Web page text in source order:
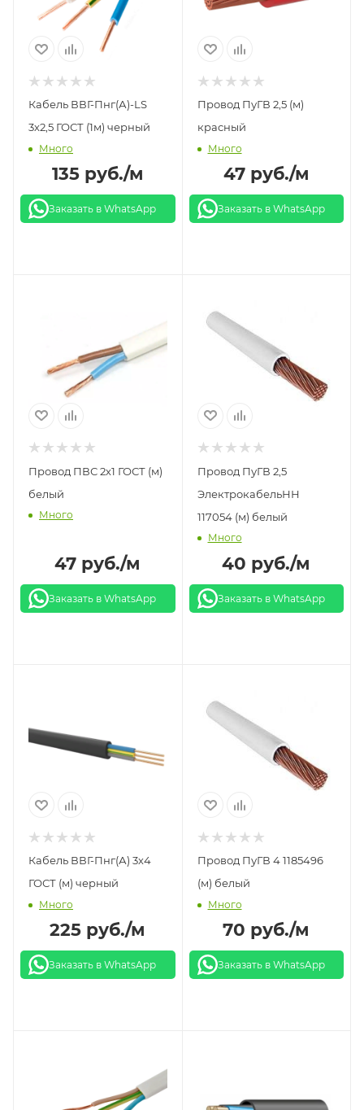
Кабель ВВГ-Пнг(А)-LS
3х2,5 ГОСТ (1м) черный
Много
135руб./м
Заказать в WhatsApp
Провод ПуГВ 2,5 (м)
красный
Много
47руб./м
Заказать в WhatsApp
Провод ПВС 2х1 ГОСТ (м)
белый
Много
47 руб./м
Заказать в WhatsApp
Провод ПуГВ 2,5
ЭлектрокабельНН
117054 (м) белый
Много
40 руб./м
Заказать в WhatsApp
Кабель ВВГ-Пнг(А) 3х4
ГОСТ (м) черный
Много
225 руб./м
Заказать в WhatsApp
Провод ПуГВ 4 1185496
(м) белый
Много
70 руб./м
Заказать в WhatsApp